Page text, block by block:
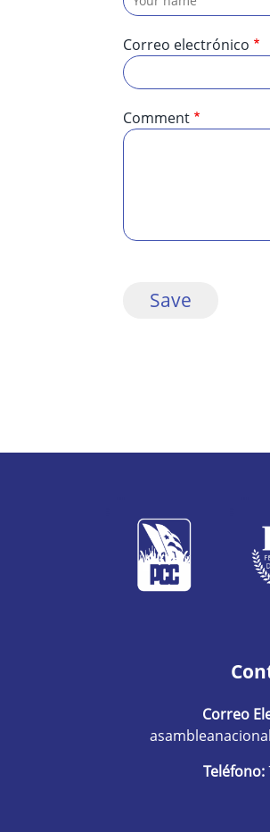
Correo electrónico
Comment
Correo
Teléfono: